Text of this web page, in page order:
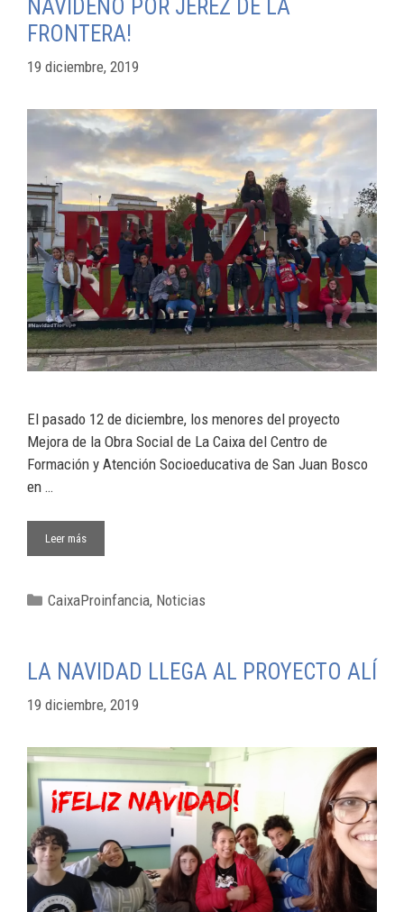
NAVIDEÑO POR JEREZ DE LA
FRONTERA!
19 diciembre, 2019
El pasado 12 de diciembre, los menores del proyecto
Mejora de la Obra Social de La Caixa del Centro de
Formación y Atención Socioeducativa de San Juan Bosco
en …
Leer más
CaixaProinfancia, Noticias
LA NAVIDAD LLEGA AL PROYECTO ALÍ
19 diciembre, 2019